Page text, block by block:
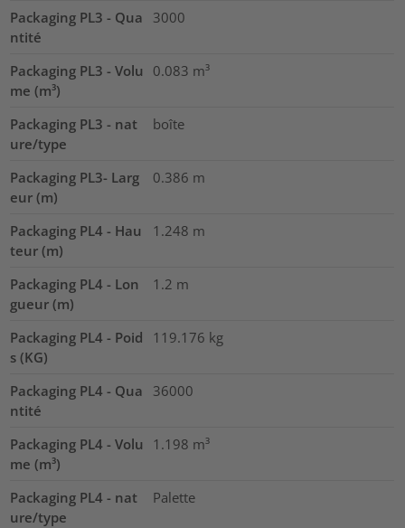
Packaging PL3 - Qua
ntité
3000
Packaging PL3 - Volu
me (m³)
0.083 m³
Packaging PL3 - nat
ure/type
boîte
Packaging PL3- Larg
eur (m)
0.386 m
Packaging PL4 - Hau
teur (m)
1.248 m
Packaging PL4 - Lon
gueur (m)
1.2 m
Packaging PL4 - Poid
s (KG)
119.176 kg
Packaging PL4 - Qua
ntité
36000
Packaging PL4 - Volu
me (m³)
1.198 m³
Packaging PL4 - nat
ure/type
Palette